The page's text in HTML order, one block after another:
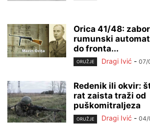
Orica 41/48:
rumunski
do fronta...
ORUŽJE Dragi Ivić - 07/
Redenik ili okvir:
rat zaista traži od
puškomitraljeza
ORUŽJE Dragi Ivić - 04/